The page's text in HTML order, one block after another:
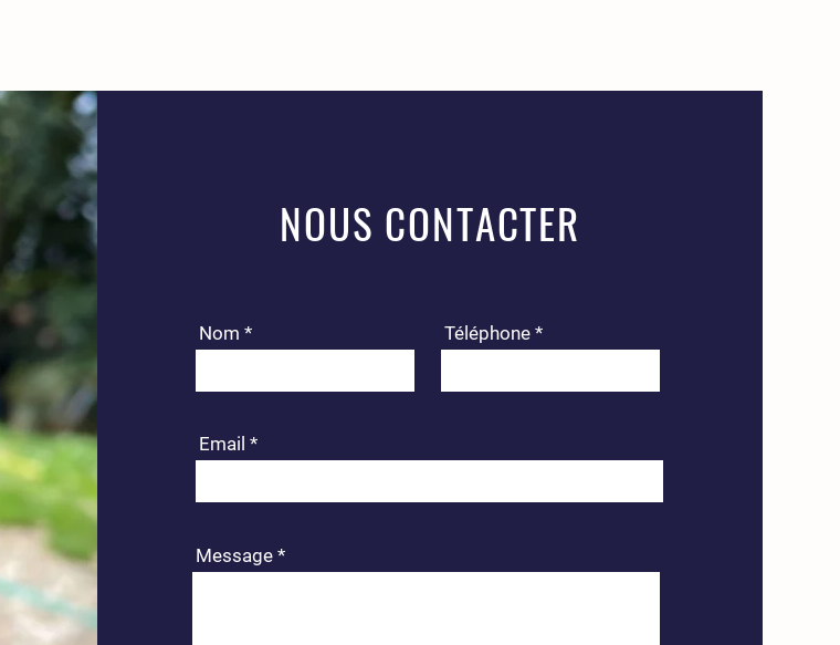
NOUS CONTACTER
Nom Téléphone
Email
Message